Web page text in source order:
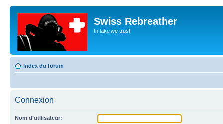
Swiss Rebreather
In lake we trust
Index du forum
Connexion
Nom d’utilisateur: